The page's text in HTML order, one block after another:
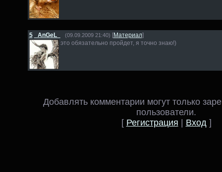
5 _AnGeL_ (09.09.2009 21:40) [Материал]
это обязательно пройдет, я точно знаю!)
Добавлять комментарии могут только
пользователи.
[ Регистрация Вход]